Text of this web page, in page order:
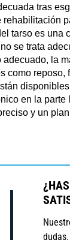
tras
tarso es una
se trata
adecuado, la
como
en la
y un
dudas.